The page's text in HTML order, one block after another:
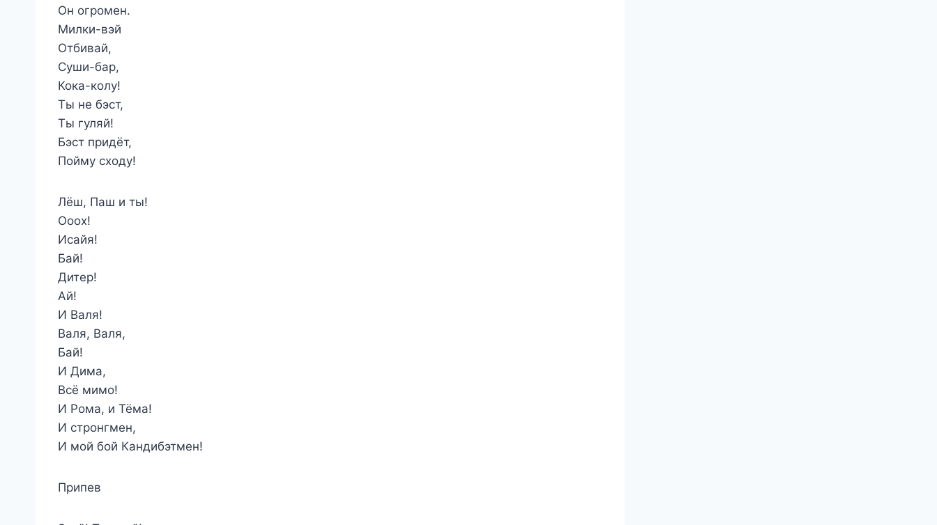
Он огромен.
Милки-вэй
Отбивай,
Суши-бар,
Кока-колу!
Ты не бэст,
Ты гуляй!
Бэст придёт,
Пойму сходу!
Лёш, Паш и ты!
Оооx!
Исайя!
Бай!
Дитер!
Ай!
И Валя!
Валя, Валя,
Бай!
И Дима,
Всё мимо!
И Рома, и Тёма!
И стронгмен,
И мой бой Кандибэтмен!
Припев